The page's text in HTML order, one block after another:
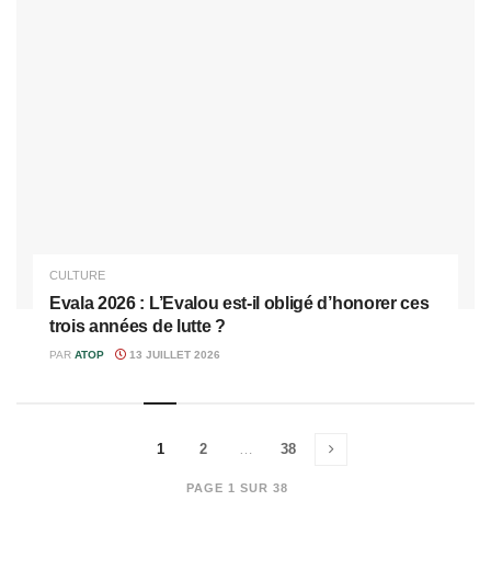
CULTURE
Evala 2026 : L’Evalou est-il obligé d’honorer ces
trois années de lutte ?
PAR ATOP 13 JUILLET 2026
PAGE 1 SUR 38
1 2 … 38